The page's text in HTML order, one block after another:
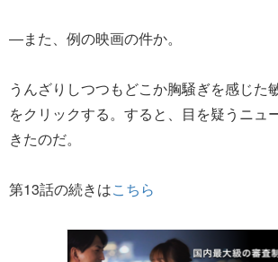
―また、例の映画の件か。
うんざりしつつもどこか胸騒ぎを感じた
をクリックする。すると、目を疑うニュ
きたのだ。
第13話の続きはこちら